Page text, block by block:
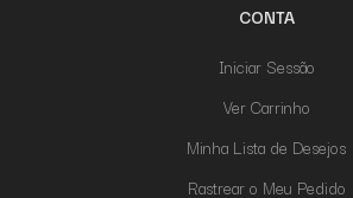
CONTA
Iniciar Sessão
Ver Carrinho
Minha Lista de Desejos
Rastrear o Meu Pedido